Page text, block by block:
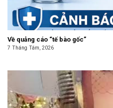
Về quảng cáo “tế bào gốc”
7 Tháng Tám, 2026